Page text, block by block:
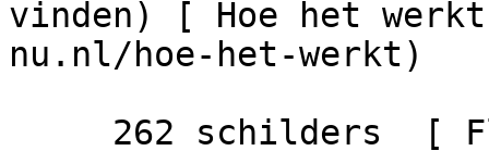
vinden) [ Hoe het
nu.nl/hoe-het-werkt)